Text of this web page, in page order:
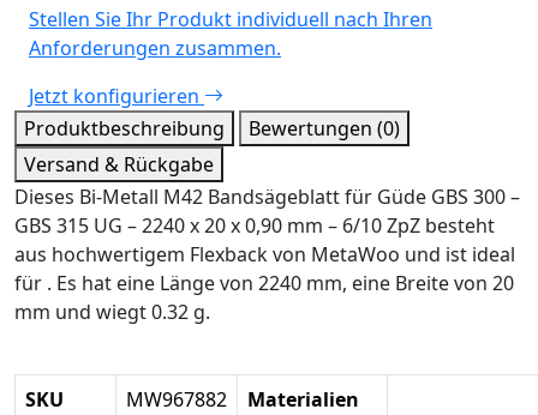
Stellen Sie Ihr Produkt individuell nach Ihren
Anforderungen zusammen.
Jetzt konfigurieren
Produktbeschreibung
Bewertungen (0)
Versand & Rückgabe
Dieses Bi-Metall M42 Bandsägeblatt für Güde GBS 300 –
GBS 315 UG – 2240 x 20 x 0,90 mm – 6/10 ZpZ besteht
aus hochwertigem Flexback von MetaWoo und ist ideal
für . Es hat eine Länge von 2240 mm, eine Breite von 20
mm und wiegt 0.32 g.
SKU MW967882
Materialien